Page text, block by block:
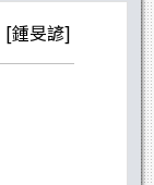
[鍾旻諺]